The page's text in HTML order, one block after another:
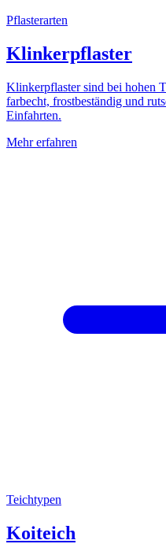
Pflasterarten
Klinkerpflaster
Klinkerpflaster sind bei hohen
farbecht, frostbeständig und
Einfahrten.
Mehr erfahren
Teichtypen
Koiteich